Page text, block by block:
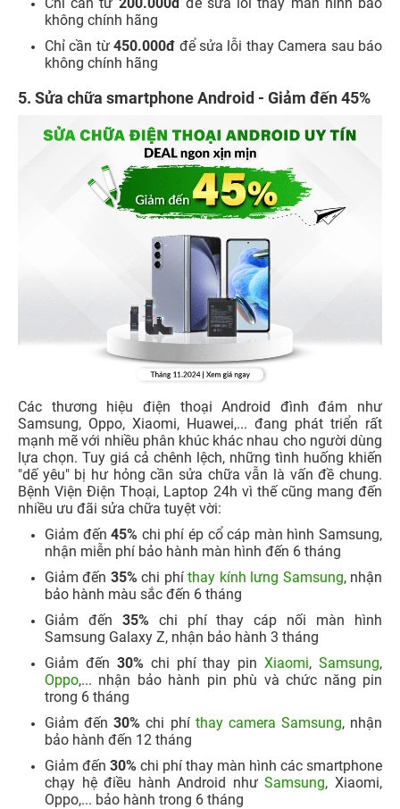
Chỉ cần từ 200.000đđể sửa lỗi thay màn hình báo
không chính hãng
Chỉ cần từ450.000đ để sửa lỗi thay Camera sau báo
không chính hãng
5. Sửa chữa smartphone Android - Giảm đến 45%
Các thương hiệu điện thoại Android đình đám như
Samsung, Oppo, Xiaomi, Huawei,... đang phát triển rất
mạnh mẽ với nhiều phân khúc khác nhau cho người dùng
lựa chọn. Tuy giá cả chênh lệch, những tình huống khiến
"dế yêu" bị hư hỏng cần sửa chữa vẫn là vấn đề chung.
BệnhViện Điện Thoại, Laptop 24h vì thế cũng mang đến
nhiều ưu đãi sửa chữa tuyệt vời:
Giảm đến45% chi phí ép cổ cáp màn hình Samsung,
nhận miễn phí bảo hành màn hình đến 6 tháng
Giảm đến 35%chi phíthay kính lưng Samsung, nhận
bảo hành màu sắc đến 6 tháng
Giảm đến 35%chi phí thay cáp nối màn hình
Samsung Galaxy Z, nhận bảo hành 3 tháng
Giảm đến 30%chi phí thay pinXiaomi, Samsung,
Oppo,... nhận bảo hành pin phù và chức năng pin
trong 6 tháng
Giảm đến30% chi phí thay camera Samsung, nhận
bảo hành đến 12 tháng
Giảm đến 30% chi phí thay màn hình các smartphone
chạy hệ điều hành Android nhưSamsung, Xiaomi,
Oppo,... bảo hành trong 6 tháng